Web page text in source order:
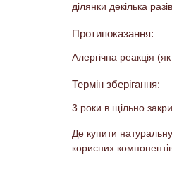
ділянки декілька
Протипоказання:
Алергічна реакція
Термін зберігання:
3 роки в щільно
Де купити
корисних